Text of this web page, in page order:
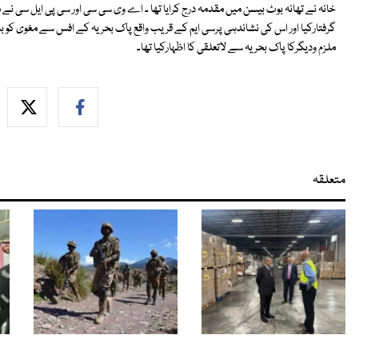
خانہ نے تھانہ بوٹ بیسن میں مقدمہ درج کرایا تھا ۔ اے وی سی سی اور سی پی ایل سی
گرفتارکیا اور اس کی نشاندہی پرسی ایم کے قریب واقع پاک بحریہ کے افس سے مغوی کو
ملزم ودیگرکا پاک بحریہ سے لاتعلقی کا اظہارکیا تھا۔
متعلقہ